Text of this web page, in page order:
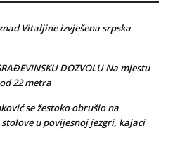
Vitaljine izvješena srpska
DOZVOLU Na mjestu
22 metra
se žestoko obrušio na
u povijesnoj jezgri, kajaci